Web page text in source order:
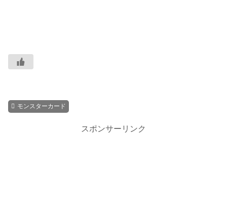
モンスターカード
スポンサーリンク